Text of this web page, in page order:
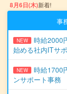
8月6日(木)新着!
事
NEW
時給2000
始める社内ITサ
NEW
時給1700
ンサポート事務